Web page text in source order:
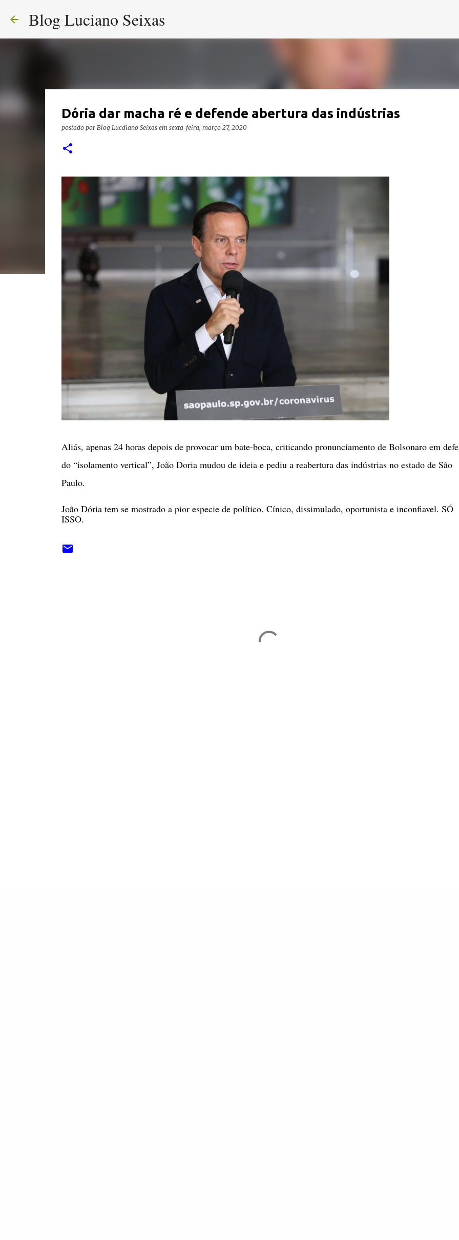
Blog Luciano Seixas
Dória dar macha ré e defende abertura das indústrias
postado por Blog Lucdiano Seixas em sexta-feira, março 27, 2020
Aliás, apenas 24 horas depois de provocar um bate-boca, criticando pronunciamento de Bolsonaro em
do “isolamento vertical”, João Doria mudou de ideia e pediu a reabertura das indústrias no estado de São
Paulo.
João Dória tem se mostrado a pior especie de político. Cínico, dissimulado, oportunista e inconfiavel. SÓ
ISSO.